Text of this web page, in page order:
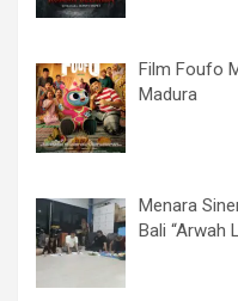
Film Foufo
Madura
Menara
Bali “Arwah